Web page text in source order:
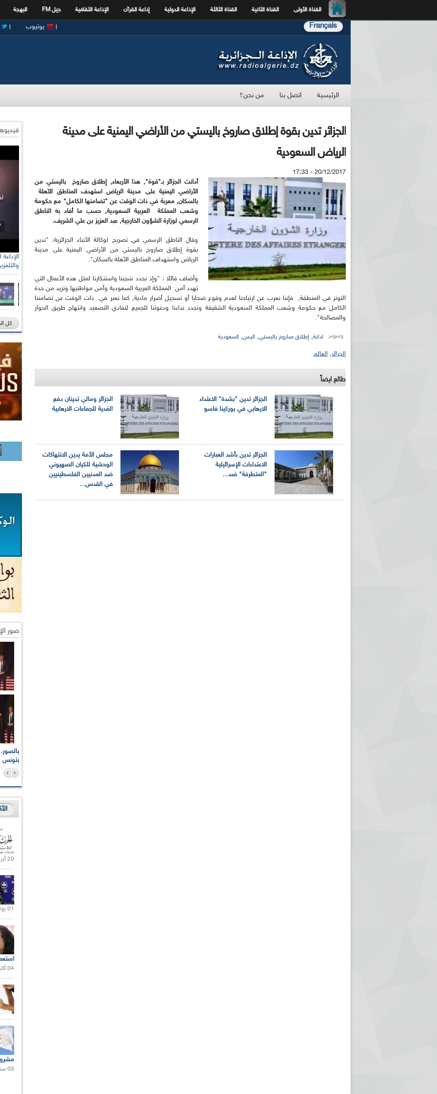
القناة الأولى القناة الثانية القناة الثالثة الإذاعة الدولية إذاعة القرآن الإذاعة الثقافية جيل FM البهجة
Français يوتيوب
الرئيسية اتصل بنا من نحن؟
الجزائر تدين بقوة إطلاق صاروخ باليستي من الأراضي اليمنية على مدينة
الرياض السعودية
20/12/2017 - 17:33
أدانت الجزائر بـ"قوة", هذا الأربعاء, إطلاق صاروخ باليستي من
الأراضي اليمنية على مدينة الرياض استهدف المناطق الآهلة
بالسكان, معربة في ذات الوقت عن "تضامنها الكامل" مع حكومة
وشعب المملكة العربية السعودية, حسب ما أفاد به الناطق
الرسمي لوزارة الشؤون الخارجية, عبد العزيز بن علي الشريف.
وقال الناطق الرسمي في تصريح لوكالة الأنباء الجزائرية: "ندين
بقوة إطلاق صاروخ باليستي من الأراضي اليمنية على مدينة
الرياض واستهداف المناطق الآهلة بالسكان".
وأضاف قائلا : "وإذ نجدد شجبنا واستنكارنا لمثل هذه الأعمال التي
تهدد أمن المملكة العربية السعودية وأمن مواطنيها وتزيد من حدة
التوتر في المنطقة, فإننا نعرب عن ارتياحنا لعدم وقوع ضحايا أو تسجيل أضرار مادية, كما نعبر في ذات الوقت عن تضامننا
الكامل مع حكومة وشعب المملكة السعودية الشقيقة ونجدد نداءنا ودعوتنا للجميع لتفادي التصعيد وانتهاج طريق الحوار
والمصالحة".
وسوم: ادانة, إطلاق صاروخ باليستي, اليمن, السعودية
الجزائر, العالم
طالع ايضاً
الجزائر ومالي تدينان دفع
الفدية للجماعات الارهابية
الجزائر تدين "بشدة" الاعتداء
الارهابي في بوركينا فاسو
مجلس الأمة يدين الانتهاكات
الوحشية للكيان الصهيوني
ضد المدنيين الفلسطينيين
في القدس...
الجزائر تدين بأشد العبارات
الاعتداءات الإسرائيلية
"المتطرفة" ضد...
كل
صور
بتونس
20 أبريل 2021 |
01 يونيو 2021 |
04 أكتوبر 2020 |
03 سبتمبر 2020 |